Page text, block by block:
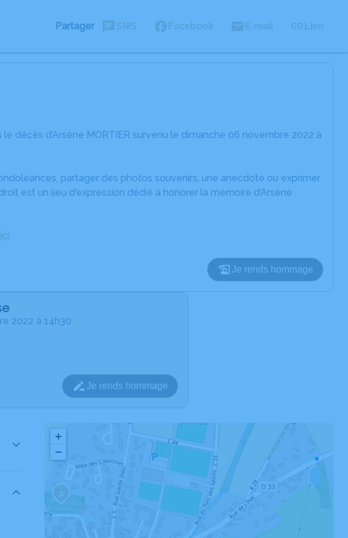
Partager SMS Facebook E-mail Lien
décès d’Arsène MORTIER survenu le dimanche 06 novembre 2022 à
partager des photos souvenirs, une anecdote ou exprimer
est un lieu d'expression dédié à honorer la mémoire d’Arsène
.
Je rends hommage
2022 à 14h30
Je rends hommage
3
+
−